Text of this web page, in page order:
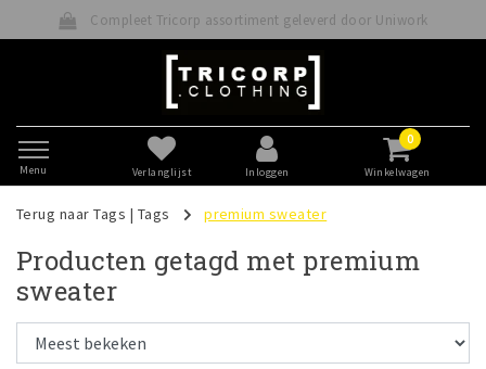
Compleet Tricorp assortiment geleverd door Uniwork
Menu Verlanglijst Inloggen
0
Winkelwagen
Terug naar Tags | Tags premium sweater
Producten getagd met premium
sweater